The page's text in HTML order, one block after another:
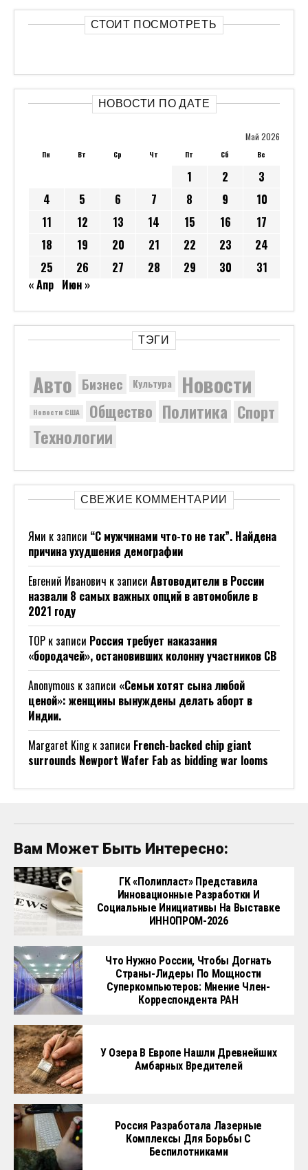
СТОИТ ПОСМОТРЕТЬ
НОВОСТИ ПО ДАТЕ
Май 2026
Пн Вт Ср Чт Пт Сб Вс
1 2
3
4
5 6 7 8 9
10
11
12 13 14 15 16
17
18
19 20 21 22 23
24
25
26 27 28 29 30
31
« Апр Июн »
ТЭГИ
Авто Бизнес Культура Новости
Новости США Общество Политика Спорт
Технологии
СВЕЖИЕ КОММЕНТАРИИ
Ями к записи “С мужчинами что-то не так”. Найдена
причина ухудшения демографии
Евгений Иванович к записи Автоводители в России
назвали 8 самых важных опций в автомобиле в
2021 году
ТОР к записи Россия требует наказания
«бородачей», остановивших колонну участников СВ
Anonymous к записи «Семьи хотят сына любой
ценой»: женщины вынуждены делать аборт в
Индии.
Margaret Kingк записи French-backed chip giant
surrounds Newport Wafer Fab as bidding war looms
Вам Может Быть Интересно:
ГК «Полипласт» Представила
Инновационные Разработки И
Социальные Инициативы На Выставке
ИННОПРОМ-2026
Что Нужно России, Чтобы Догнать
Страны-Лидеры По Мощности
Суперкомпьютеров: Мнение Член-
Корреспондента РАН
У Озера В Европе Нашли Древнейших
Амбарных Вредителей
Россия Разработала Лазерные
Комплексы Для Борьбы С
Беспилотниками